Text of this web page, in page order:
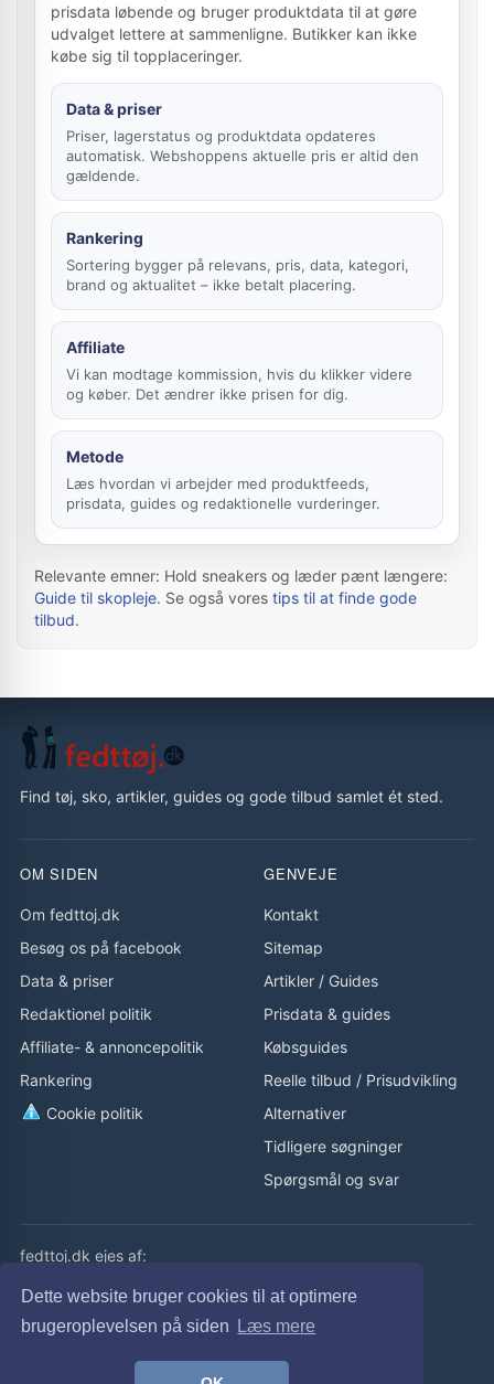
Dette website bruger cookies til at optimere
brugeroplevelsen på siden
Læs mere
prisdata løbende og bruger produktdata til at gøre
udvalget lettere at sammenligne. Butikker kan ikke
købe sig til topplaceringer.
Data & priser
Priser, lagerstatus og produktdata opdateres
automatisk. Webshoppens aktuelle pris er altid den
gældende.
Rankering
Sortering bygger på relevans, pris, data, kategori,
brand og aktualitet – ikke betalt placering.
Affiliate
Vi kan modtage kommission, hvis du klikker videre
og køber. Det ændrer ikke prisen for dig.
Metode
Læs hvordan vi arbejder med produktfeeds,
prisdata, guides og redaktionelle vurderinger.
Relevante emner: Hold sneakers og læder pænt længere:
Guide til skopleje. Se også vores tips til at finde gode
tilbud.
Find tøj, sko, artikler, guides og gode tilbud samlet ét sted.
OM SIDEN
Om fedttoj.dk
Besøg os på facebook
Data & priser
Redaktionel politik
Affiliate- & annoncepolitik
Rankering
Cookie politik
GENVEJE
Kontakt
Sitemap
Artikler / Guides
Prisdata & guides
Købsguides
Reelle tilbud / Prisudvikling
Alternativer
Tidligere søgninger
Spørgsmål og svar
fedttoj.dk ejes af:
eLaursen ApS
Cvr: 32308929